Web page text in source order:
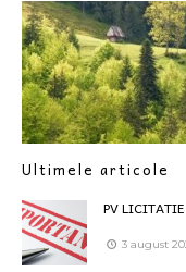
Ultimele articole
PV
3 august